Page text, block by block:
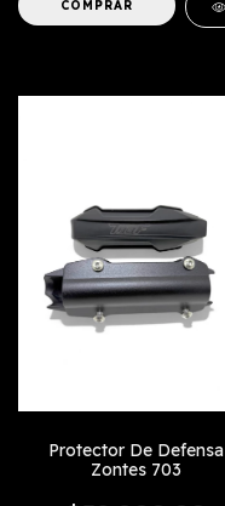
Protector De Defensa
Zontes 703